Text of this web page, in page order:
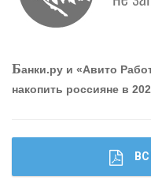
привлечь и
Банки.ру и «Авито
накопить россияне в